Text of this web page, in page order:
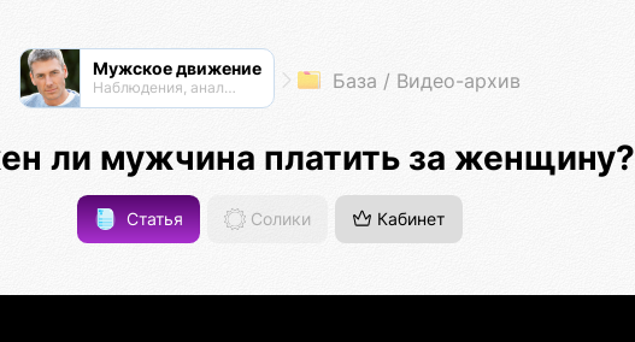
Мужское движение
Наблюдения, анализ, обсуждения База / Видео-архив
ли мужчина платить за женщину?
Статья Солики Кабинет